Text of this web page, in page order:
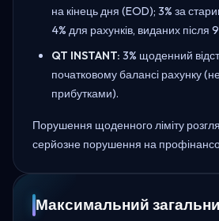
на кінець дня (EOD); 3% за
4% для рахунків, виданих після
QT INSTANT: 3% щоденний
початковому балансі рахунку
прибутками).
Порушення щоденного ліміту
серйозне порушення на
Максимальний